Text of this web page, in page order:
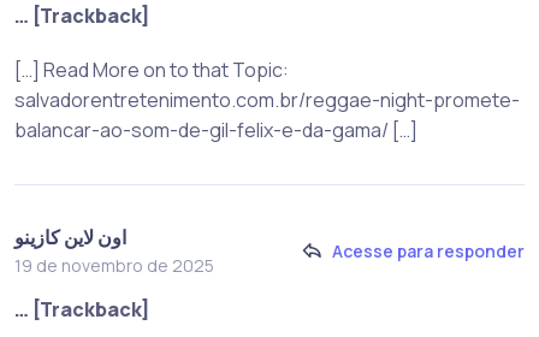
… [Trackback]
[…] Read More on to that Topic:
salvadorentretenimento.com.br/reggae-night-promete-
balancar-ao-som-de-gil-felix-e-da-gama/ […]
اون لاين كازينو
19 de novembro de 2025
Acesse para responder
… [Trackback]